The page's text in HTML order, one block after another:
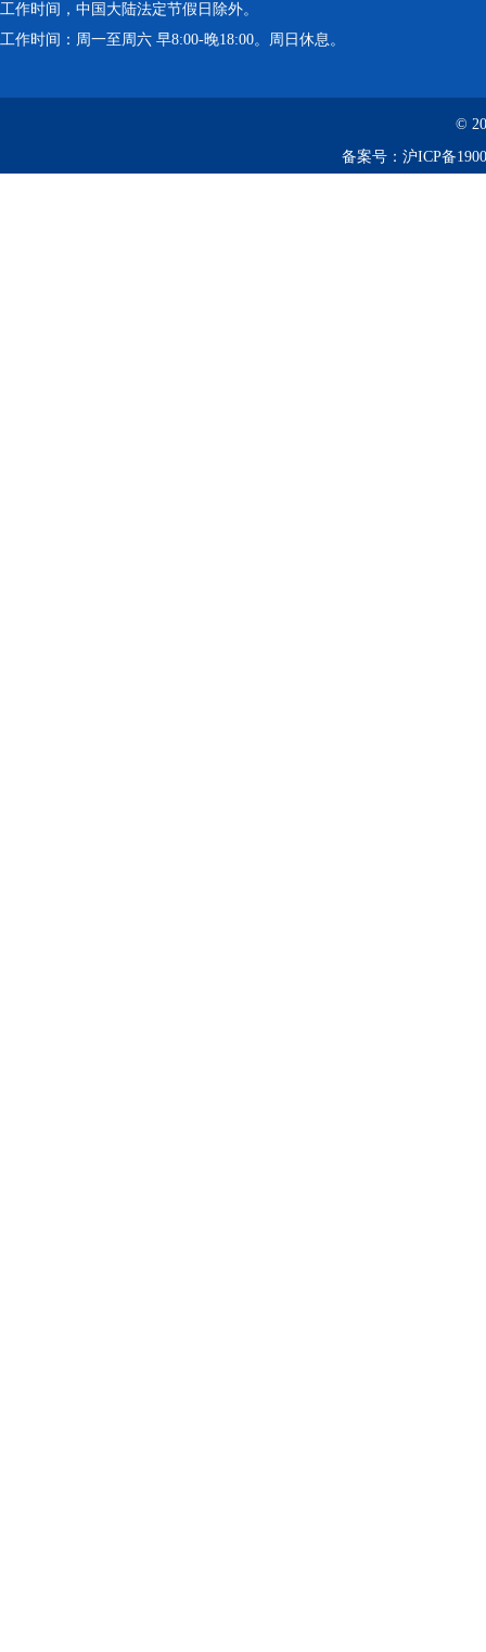
工作时间，中国大陆法定节假日除外。
工作时间：周一至周六 早8:00-晚18:00。周日休息。
©
备案号： 沪ICP备